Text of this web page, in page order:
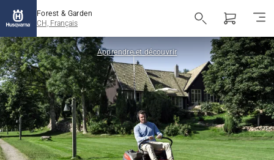
Forest & Garden
CH, Français
Apprendre et découvrir